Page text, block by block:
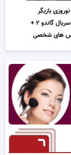
بازیگر
نقش رسول در سریال گاندو ۲ +
های شخصی